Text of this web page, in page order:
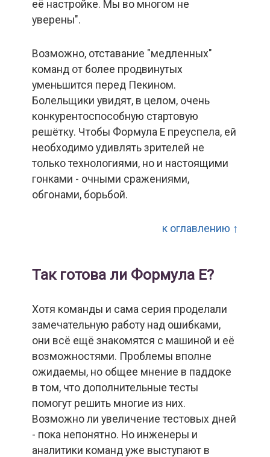
её настройке. Мы во многом не
уверены".
Возможно, отставание "медленных"
команд от более продвинутых
уменьшится перед Пекином.
Болельщики увидят, в целом, очень
конкурентоспособную стартовую
решётку. Чтобы Формула Е преуспела, ей
необходимо удивлять зрителей не
только технологиями, но и настоящими
гонками - очными сражениями,
обгонами, борьбой.
к оглавлению ↑
Так готова ли Формула Е?
Хотя команды и сама серия проделали
замечательную работу над ошибками,
они всё ещё знакомятся с машиной и её
возможностями. Проблемы вполне
ожидаемы, но общее мнение в паддоке
в том, что дополнительные тесты
помогут решить многие из них.
Возможно ли увеличение тестовых дней
- пока непонятно. Но инженеры и
аналитики команд уже выступают в